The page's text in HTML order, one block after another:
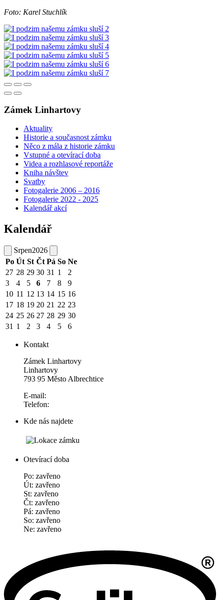
Foto: Karel Stuchlík
Zámek Linhartovy
Aktuality
Historie a současnost zámku
Něco z mála z historie zámku
Vstupné a otevírací doba
Videa a rozhlasové reportáže
Kniha návštev
Svatby
Fotogalerie 2006 – 2016
Fotogalerie 2022 - 2025
Kalendář akcí
Kalendář
Srpen2026
Po Út St Čt Pá So Ne
27 28 29 30 31 1
2
3
4 5 6 7 8
9
10 11 12 13 14 15 16
17 18 19 20 21 22 23
24 25 26 27 28 29 30
31 1 2 3 4 5 6
Kontakt
Zámek Linhartovy
Linhartovy
793 95 Město Albrechtice
E-mail:
Telefon:
Kde nás najdete
Otevírací doba
Po: zavřeno
Út: zavřeno
St: zavřeno
Čt: zavřeno
Pá: zavřeno
So: zavřeno
Ne: zavřeno